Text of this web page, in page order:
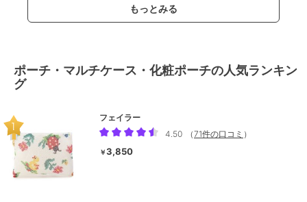
もっとみる
ポーチ・マルチケース・化粧ポーチの人気ランキン
グ
フェイラー
4.50
（71件の口コミ ）
￥3,850